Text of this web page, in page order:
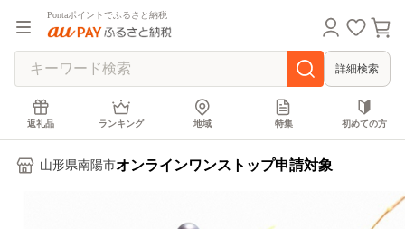
Pontaポイントでふるさと納税
詳細検索
返礼品 ランキング 地域 特集 初めての方
山形県南陽市オンラインワンストップ申請対象